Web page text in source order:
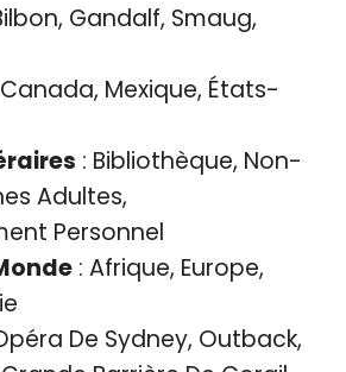
Gandalf, Smaug,
Mexique, États-
: Bibliothèque, Non-
Adultes,
Personnel
: Afrique, Europe,
De Sydney, Outback,